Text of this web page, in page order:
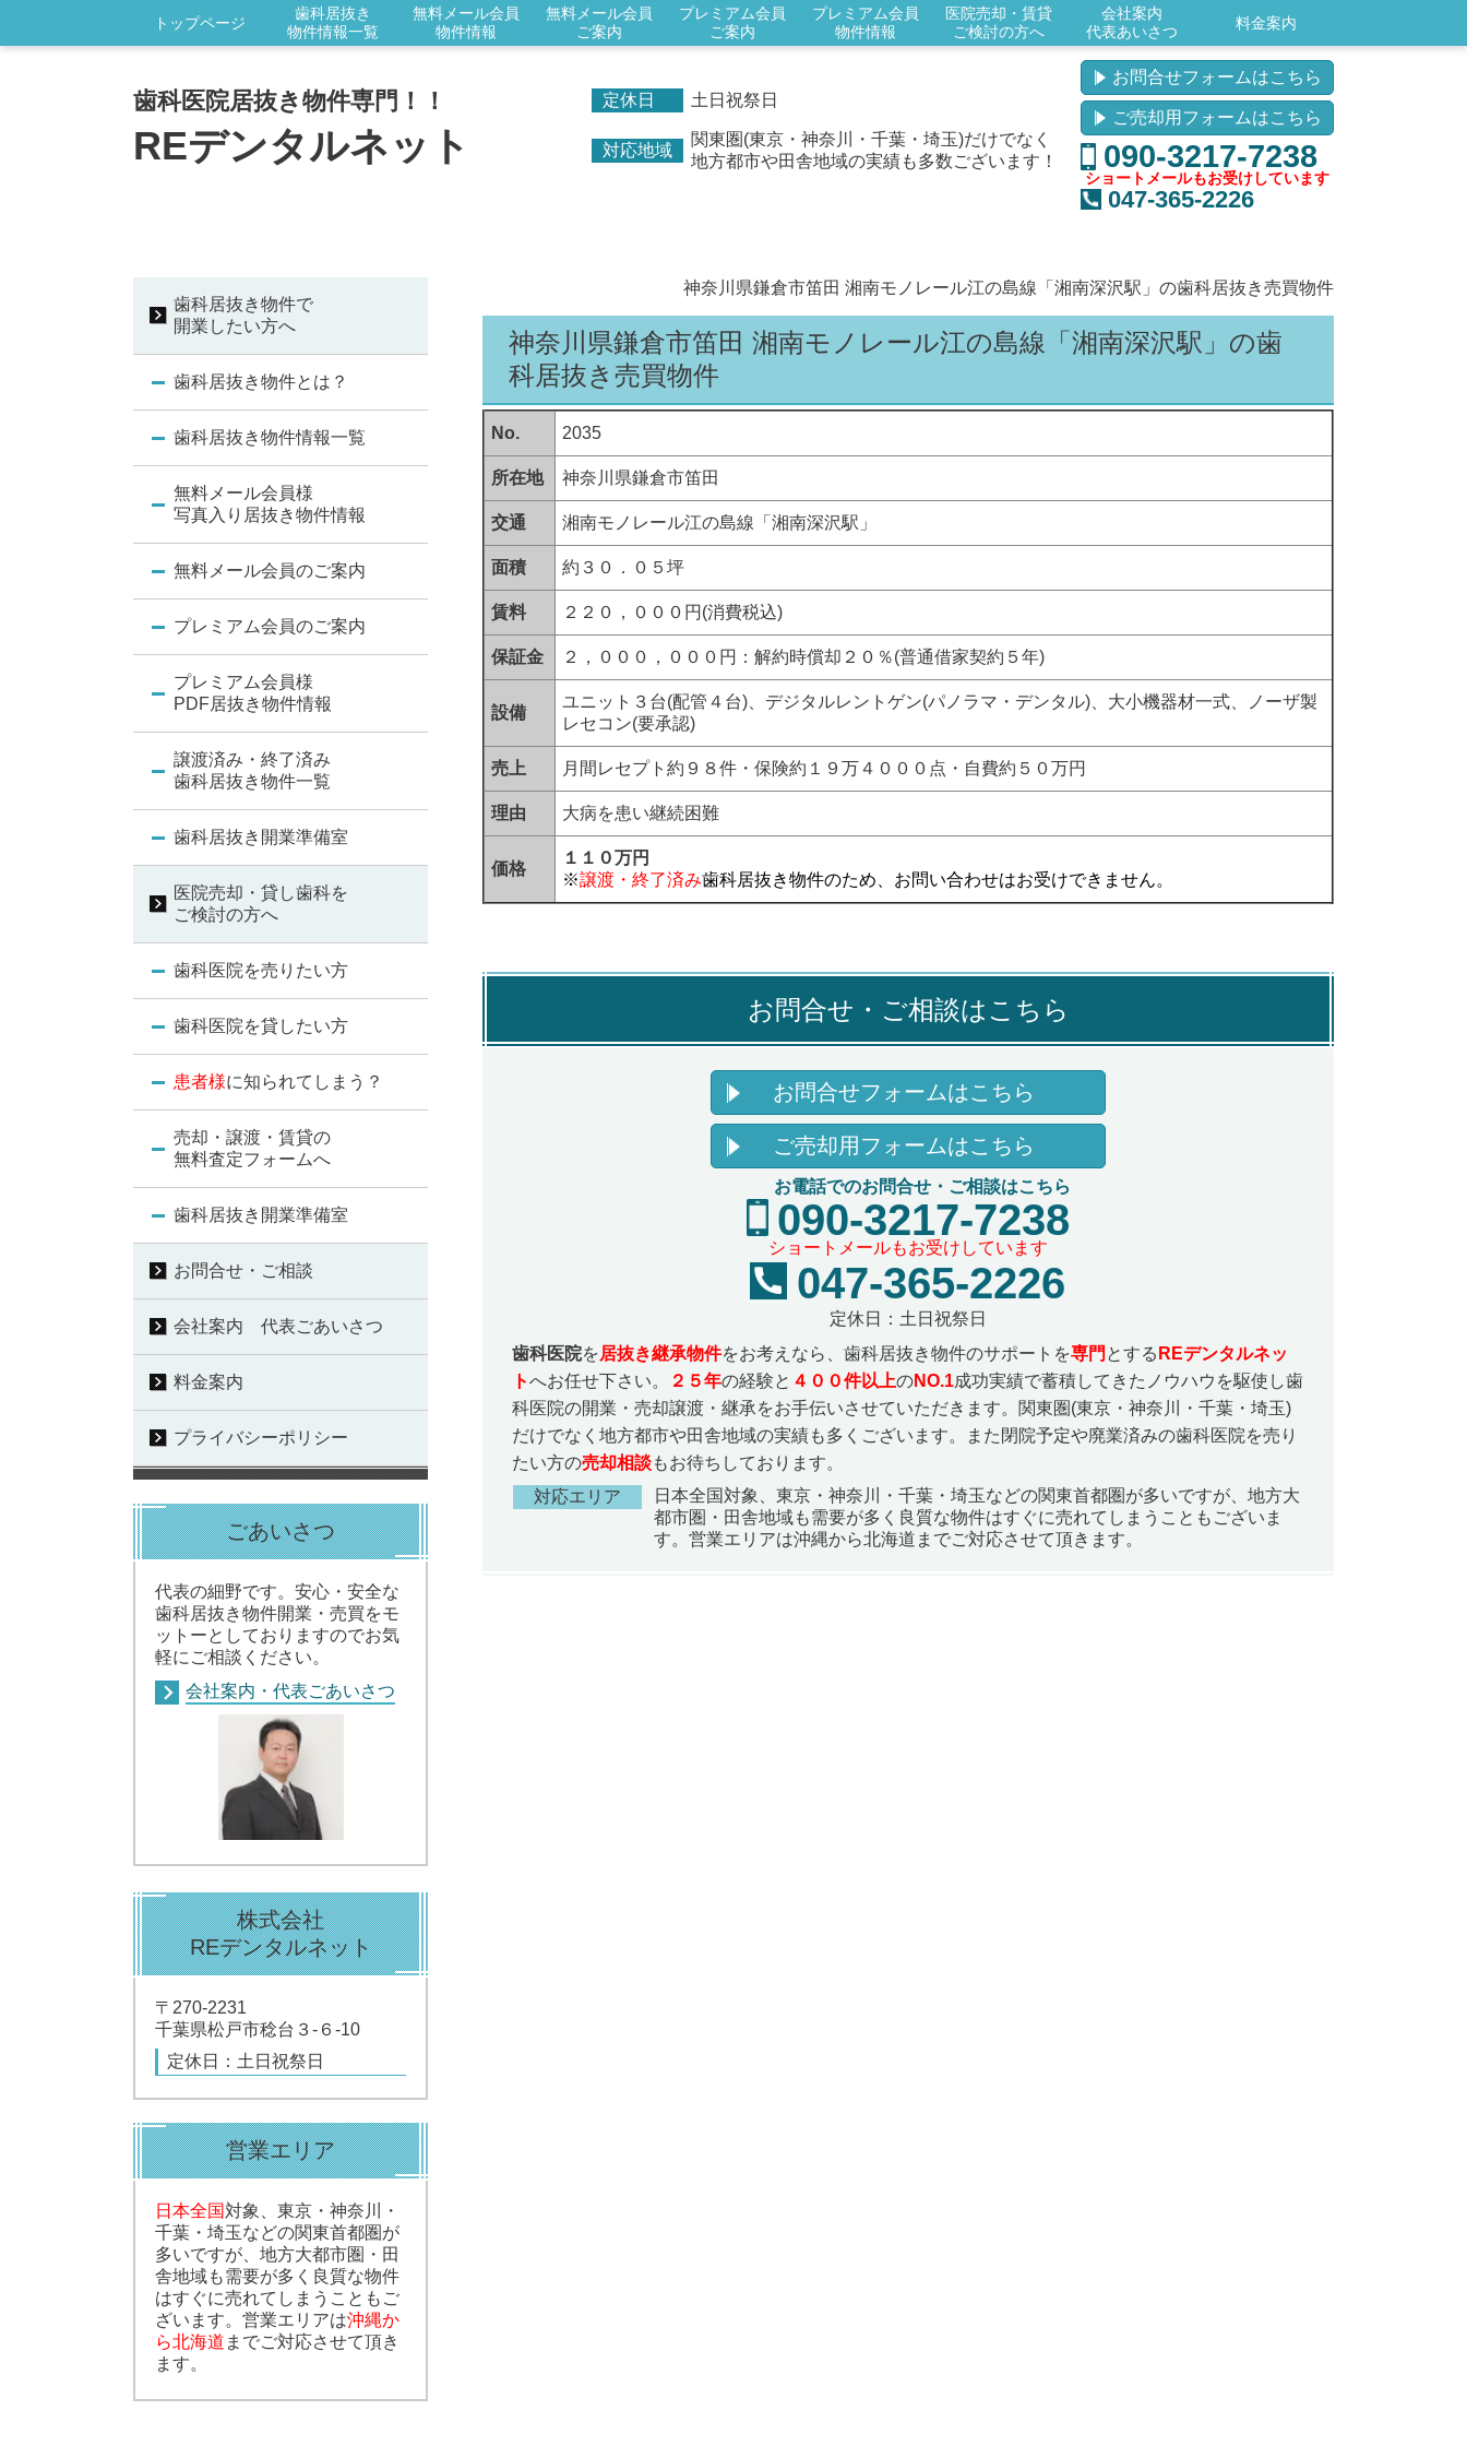
トップページ
歯科居抜き
物件情報一覧
無料メール会員
物件情報
無料メール会員
ご案内
プレミアム会員
ご案内
プレミアム会員
物件情報
医院売却・賃貸
ご検討の方へ
会社案内
代表あいさつ
料金案内
歯科医院居抜き物件専門！！
REデンタルネット
定休日 土日祝祭日
対応地域
関東圏(東京・神奈川・千葉・埼玉)だけでなく
地方都市や田舎地域の実績も多数ございます！
お問合せフォームはこちら
ご売却用フォームはこちら
090-3217-7238
ショートメールもお受けしています
047-365-2226
神奈川県鎌倉市笛田 湘南モノレール江の島線「湘南深沢駅」の歯科居抜き売買物件
神奈川県鎌倉市笛田 湘南モノレール江の島線「湘南深沢駅」の歯
科居抜き 売買物件
No. 2035
所在地 神奈川県鎌倉市笛田
交通 湘南モノレール江の島線「湘南深沢駅」
面積 約３０．０５坪
賃料 ２２０，０００円 (消費税込)
保証金 ２，０００，０００円：解約時償却２０％(普通借家契約５年)
設備
ユニット３台(配管４台)、デジタルレントゲン(パノラマ・デンタル)、大小機器材一式、ノーザ製
レセコン(要承認)
売上 月間レセプト約９８件・保険約１９万４０００点・自費約５０万円
理由 大病を患い継続困難
価格
１１０万円
※譲渡・終了済み歯科居抜き物件のため、お問い合わせはお受けできません。
お問合せ・ご相談はこちら
お問合せフォームはこちら
ご売却用フォームはこちら
お電話でのお問合せ・ご相談はこちら
090-3217-7238
ショートメールもお受けしています
047-365-2226
定休日：土日祝祭日
歯科医院を居抜き継承物件をお考えなら、歯科居抜き物件のサポートを専門 とする REデンタルネッ
トへお任せ下さい。 ２５年の経験と ４００件以上のNO.1成功実績で蓄積してきたノウハウを駆使し歯
科医院の開業・売却譲渡・継承をお手伝いさせていただきます。関東圏(東京・神奈川・千葉・埼玉)
だけでなく地方都市や田舎地域の実績も多くございます。また閉院予定や廃業済みの歯科医院を売り
たい方の売却相談もお待ちしております。
対応エリア
日本全国対象、東京・神奈川・千葉・埼玉などの関東首都圏が多いですが、地方大
都市圏・田舎地域も需要が多く良質な物件はすぐに売れてしまうこともございま
す。営業エリアは沖縄から北海道までご対応させて頂きます。
歯科居抜き物件で
開業したい方へ
歯科居抜き物件とは？
歯科居抜き物件情報一覧
無料メール会員様
写真入り居抜き物件情報
無料メール会員のご案内
プレミアム会員のご案内
プレミアム会員様
PDF居抜き物件情報
譲渡済み・終了済み
歯科居抜き物件一覧
歯科居抜き開業準備室
医院売却・貸し歯科を
ご検討の方へ
歯科医院を売りたい方
歯科医院を貸したい方
患者様に知られてしまう？
売却・譲渡・賃貸の
無料査定フォームへ
歯科居抜き開業準備室
お問合せ・ご相談
会社案内 代表ごあいさつ
料金案内
プライバシーポリシー
ごあいさつ
代表の細野です。安心・安全な
歯科居抜き物件開業・売買をモ
ットーとしておりますのでお気
軽にご相談ください。
会社案内・代表ごあいさつ
株式会社
REデンタルネット
〒270-2231
千葉県松戸市稔台３-６-10
定休日：土日祝祭日
営業エリア
日本全国対象、東京・神奈川・
千葉・埼玉などの関東首都圏が
多いですが、地方大都市圏・田
舎地域も需要が多く良質な物件
はすぐに売れてしまうこともご
ざいます。営業エリアは沖縄か
ら北海道 までご対応させて頂き
ます。